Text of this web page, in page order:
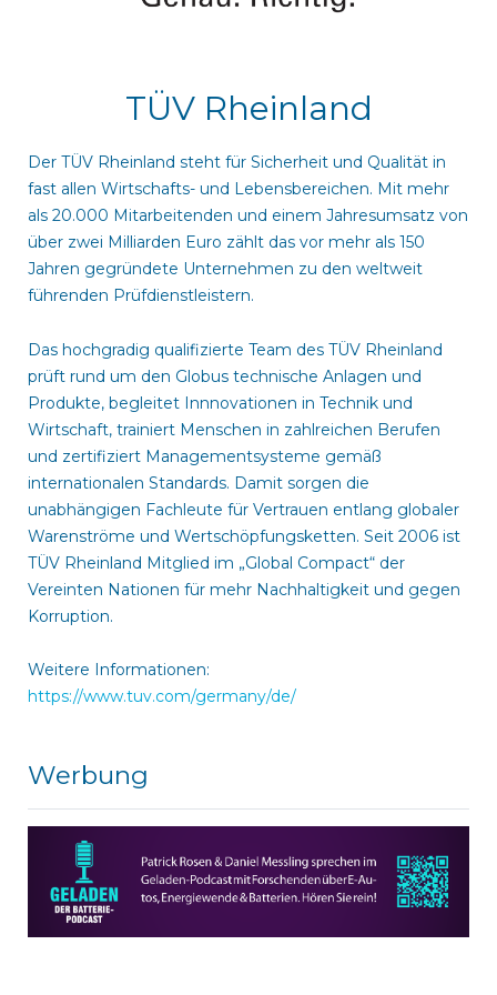
TÜV Rheinland
Der TÜV Rheinland steht für Sicherheit und Qualität in
fast allen Wirtschafts- und Lebensbereichen. Mit mehr
als 20.000 Mitarbeitenden und einem Jahresumsatz von
über zwei Milliarden Euro zählt das vor mehr als 150
Jahren gegründete Unternehmen zu den weltweit
führenden Prüfdienstleistern.
Das hochgradig qualifizierte Team des TÜV Rheinland
prüft rund um den Globus technische Anlagen und
Produkte, begleitet Innnovationen in Technik und
Wirtschaft, trainiert Menschen in zahlreichen Berufen
und zertifiziert Managementsysteme gemäß
internationalen Standards. Damit sorgen die
unabhängigen Fachleute für Vertrauen entlang globaler
Warenströme und Wertschöpfungsketten. Seit 2006 ist
TÜV Rheinland Mitglied im „Global Compact“ der
Vereinten Nationen für mehr Nachhaltigkeit und gegen
Korruption.
Weitere Informationen:
https://www.tuv.com/germany/de/
Werbung